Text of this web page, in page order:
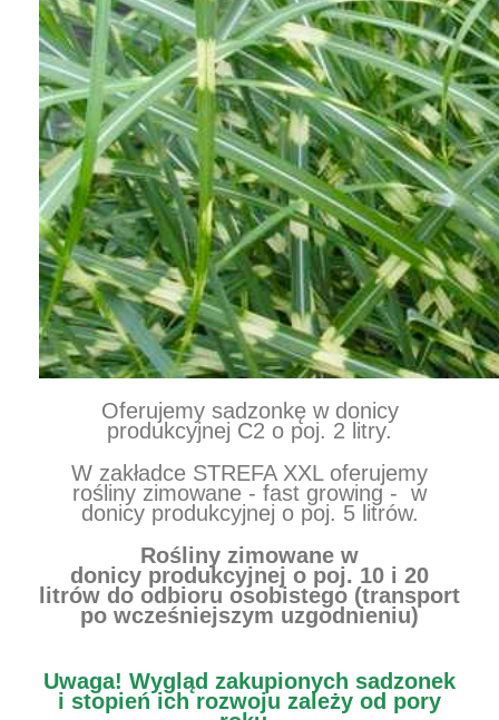
Oferujemy sadzonkę w donicy
produkcyjnej C2 o poj. 2 litry.
W zakładce STREFA XXL oferujemy
rośliny zimowane - fast growing - w
donicy produkcyjnej o poj. 5 litrów.
Rośliny zimowane w
donicy produkcyjnej o poj. 10 i 20
litrów do odbioru osobistego (transport
po wcześniejszym uzgodnieniu)
Uwaga! Wygląd zakupionych sadzonek
i stopień ich rozwoju zależy od pory